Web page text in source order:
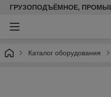
ГРУЗОПОДЪЁМНОЕ,
Каталог оборудования